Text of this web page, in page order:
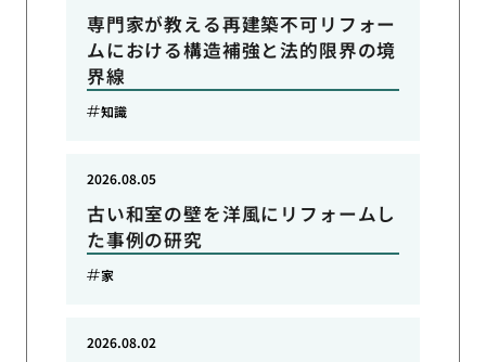
専門家が教える再建築不可リフォー
ムにおける構造補強と法的限界の境
界線
知識
古い和室の壁を洋風にリフォームし
た事例の研究
2026.08.05
家
2026.08.02